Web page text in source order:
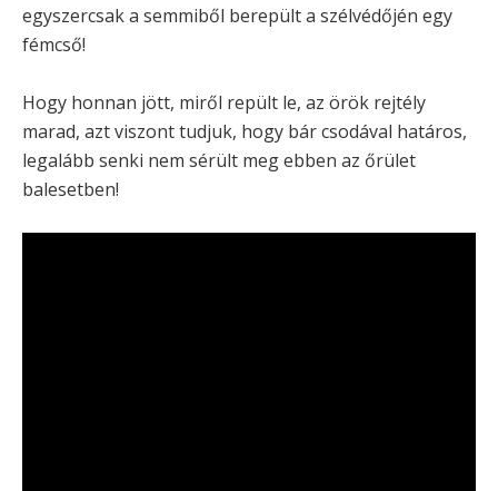
egyszercsak a semmiből berepült a szélvédőjén egy
fémcső!
Hogy honnan jött, miről repült le, az örök rejtély
marad, azt viszont tudjuk, hogy bár csodával határos,
legalább senki nem sérült meg ebben az őrület
balesetben!